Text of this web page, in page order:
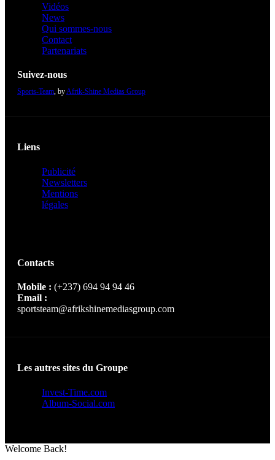
Vidéos
News
Qui sommes-nous
Contact
Partenariats
Suivez-nous
Sports-Team, byAfrik-Shine Medias Group
Liens
Publicité
Newsletters
Mentions
légales
Contacts
Mobile : (+237) 694 94 94 46
Email :
sportsteam@afrikshinemediasgroup.com
Les autres sites du Groupe
Invest-Time.com
Album-Social.com
Welcome Back!